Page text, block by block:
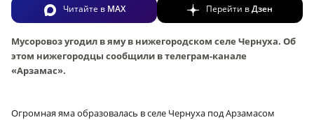
Читайте в MAX Перейти вДзен
Мусоровоз угодил в яму в нижегородском селе Чернуха. Об
этом нижегородцы сообщили в телеграм-канале
«Арзамас».
Огромная яма образовалась в селе Чернуха под Арзамасом